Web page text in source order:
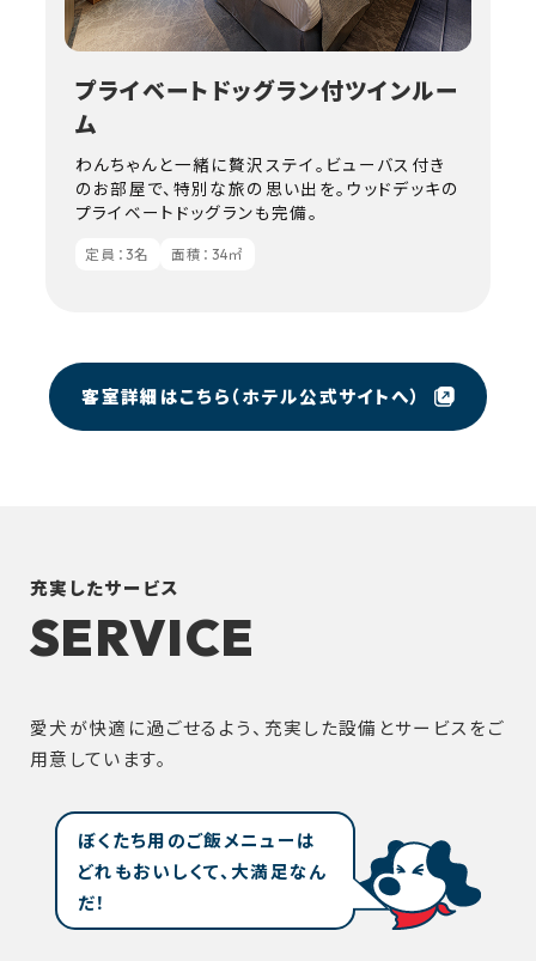
プライベートドッグラン付ツインルー
ム
わんちゃんと一緒に贅沢ステイ。ビューバス付き
のお部屋で、特別な旅の思い出を。ウッドデッキの
プライベートドッグランも完備。
定員：3名 面積：34㎡
客室詳細はこちら（ホテル公式サイトへ）
充実したサービス
SERVICE
愛犬が快適に過ごせるよう、充実した設備とサービスをご
用意しています。
ぼくたち用のご飯メニューは
どれもおいしくて、大満足なん
だ！